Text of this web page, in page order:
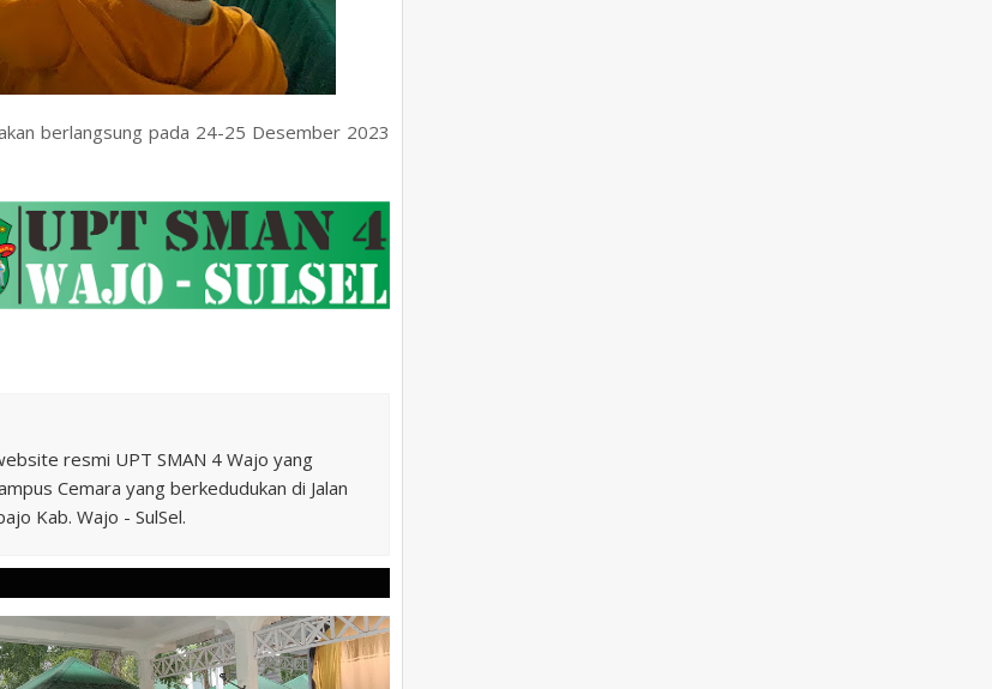
berlangsung pada 24-25 Desember 2023
resmi UPT SMAN 4 Wajo yang
Cemara yang berkedudukan di Jalan
Kab. Wajo - SulSel.